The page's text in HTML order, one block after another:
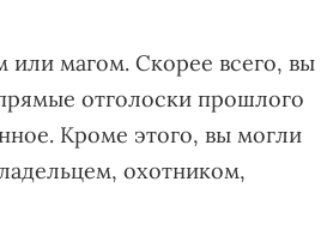
магом. Скорее всего, вы
отголоски прошлого
Кроме этого, вы могли
охотником,